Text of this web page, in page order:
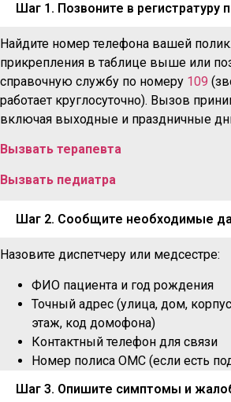
Шаг 1. Позвоните в регистратуру
Найдите номер телефона вашей
прикрепления в таблице выше или
справочную службу по номеру 109
работает круглосуточно). Вызов
включая выходные и праздничные
Вызвать терапевта
Вызвать педиатра
Шаг 2. Сообщите необходимые
Назовите диспетчеру или медсестре:
ФИО пациента и год рождения
Точный адрес (улица, дом,
этаж, код домофона)
Контактный телефон для связи
Номер полиса ОМС (если есть
Шаг 3. Опишите симптомы и